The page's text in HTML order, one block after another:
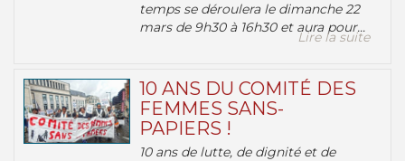
temps se déroulera le dimanche 22
mars de 9h30 à 16h30 et aura pour...
Lire la suite
10 ANS DU COMITÉ DES
FEMMES SANS-
PAPIERS !
10 ans de lutte, de dignité et de